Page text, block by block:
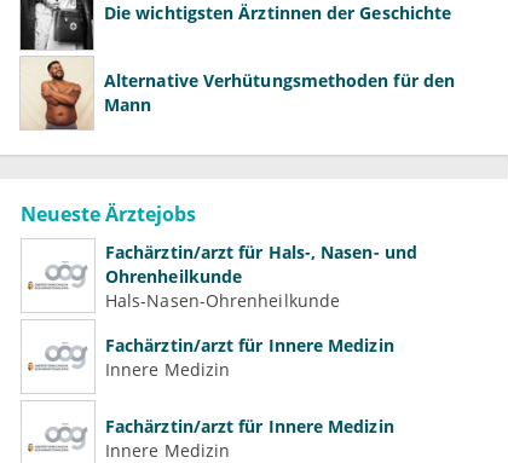
Die wichtigsten Ärztinnen der Geschichte
Alternative Verhütungsmethoden für den
Mann
Neueste Ärztejobs
Fachärztin/arzt für Hals-, Nasen- und
Ohrenheilkunde
Hals-Nasen-Ohrenheilkunde
Fachärztin/arzt für Innere Medizin
Innere Medizin
Fachärztin/arzt für Innere Medizin
Innere Medizin